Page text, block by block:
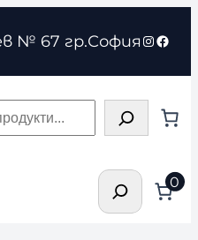
№ 67 гр.София
Търсене0